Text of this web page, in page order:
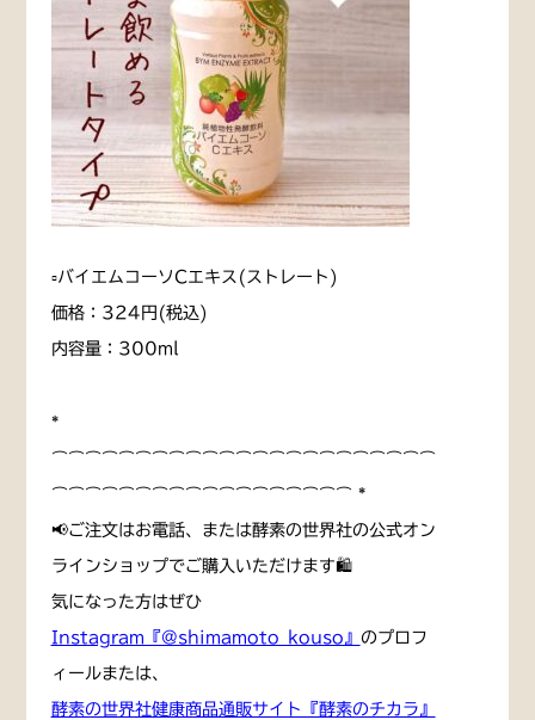
▫️バイエムコーソCエキス(ストレート)
価格：324円(税込)
内容量：300ml
*
⌒⌒⌒⌒⌒⌒⌒⌒⌒⌒⌒⌒⌒⌒⌒⌒⌒⌒⌒⌒⌒⌒⌒
⌒⌒⌒⌒⌒⌒⌒⌒⌒⌒⌒⌒⌒⌒⌒⌒⌒⌒ *
📢ご注文はお電話、または酵素の世界社の公式オン
ラインショップでご購入いただけます🛍
気になった方はぜひ
Instagram『@shimamoto_kouso』 のプロフ
ィールまたは、
酵素の世界社健康商品通販サイト『酵素のチカラ』